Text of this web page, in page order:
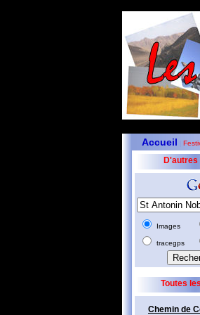
Accueil
D'autres
Images
tracegps
Toutes
Chemin de